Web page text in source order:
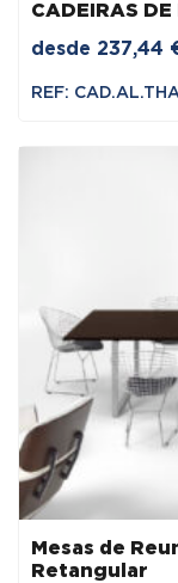
CADEIRAS
desde 237,44
REF:
Mesas de
Retangular